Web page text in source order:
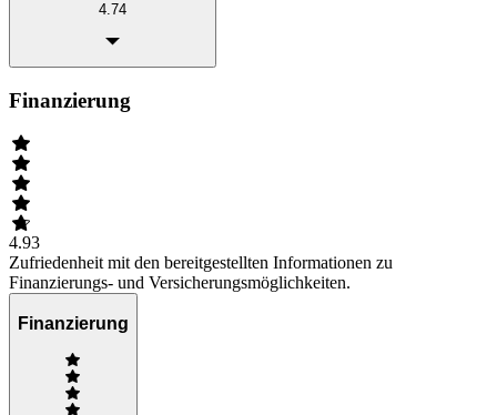
4.74
Finanzierung
4.93
Zufriedenheit mit den bereitgestellten Informationen zu
Finanzierungs- und Versicherungsmöglichkeiten.
Finanzierung